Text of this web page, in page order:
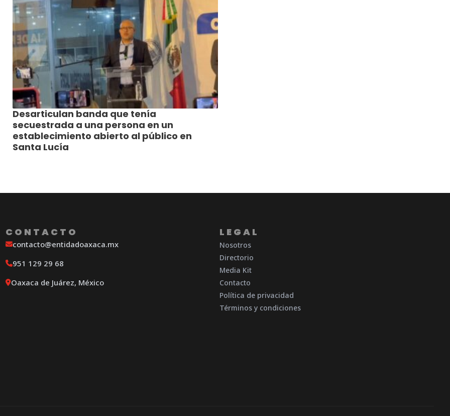
Desarticulan banda que tenía
secuestrada a una persona en un
establecimiento abierto al público en
Santa Lucía
CONTACTO
contacto@entidadoaxaca.mx
951 129 29 68
Oaxaca de Juárez, México
LEGAL
Nosotros
Directorio
Media Kit
Contacto
Política de privacidad
Términos y condiciones